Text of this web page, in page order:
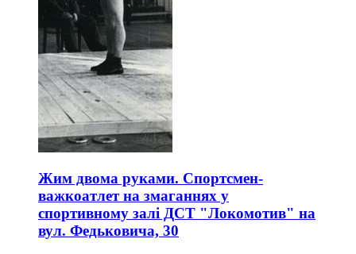
Жим двома руками. Спортсмен-
важкоатлет на змаганнях у
спортивному залі ДСТ "Локомотив" на
вул. Федьковича, 30